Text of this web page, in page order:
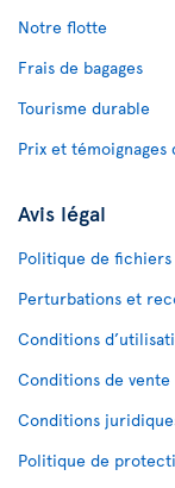
Notre flotte
Frais de bagages
Tourisme durable
Prix et
Avis légal
Politique de
Perturbations et
Conditions
Conditions de vente
Conditions
Politique de